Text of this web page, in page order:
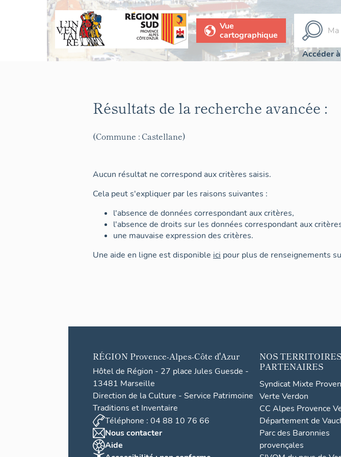
Vue
cartographique
Accéder
Résultats de la recherche avancée :
(Commune : Castellane)
Aucun résultat ne correspond aux critères saisis.
Cela peut s'expliquer par les raisons suivantes :
l'absence de données correspondant aux critères,
l'absence de droits sur les données correspondant aux
une mauvaise expression des critères.
Une aide en ligne est disponible ici pour plus de renseignements
RÉGION Provence-Alpes-Côte d'Azur
Hôtel de Région - 27 place Jules Guesde -
13481 Marseille
Direction de la Culture - Service Patrimoine
Traditions et Inventaire
Téléphone : 04 88 10 76 66
Nous contacter
Aide
NOS TERRITOIRES
PARTENAIRES
Syndicat Mixte
Verte Verdon
CC Alpes Provence
Département de
Parc des Baronnies
provençales